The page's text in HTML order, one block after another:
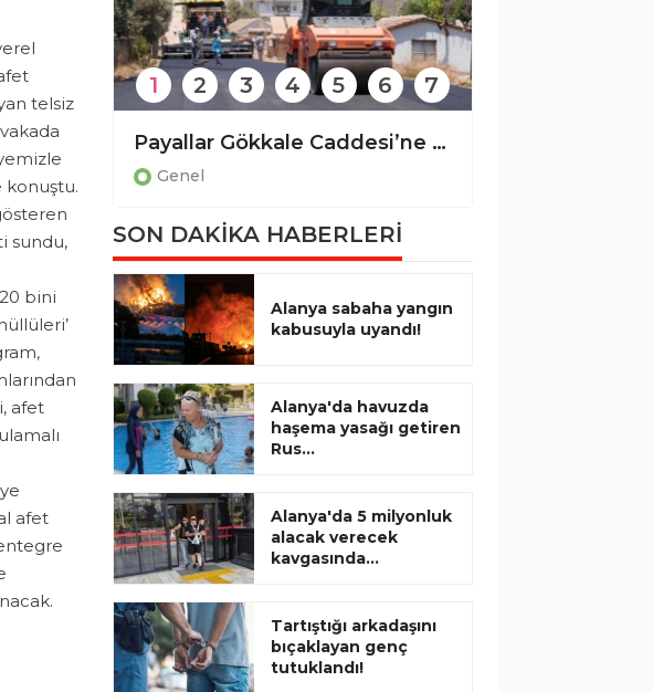
telsiz
konuştu.
sundu,
bini
afet
afet
Payallar Gökkale Caddesi’ne sıcak asfalt
Genel
1 2 3 4 5 6 7
SON DAKİKA HABERLERİ
Alanya sabaha yangın
kabusuyla uyandı!
Alanya'da havuzda
haşema yasağı getiren
Rus...
Alanya'da 5 milyonluk
alacak verecek
kavgasında...
Tartıştığı arkadaşını
bıçaklayan genç
tutuklandı!